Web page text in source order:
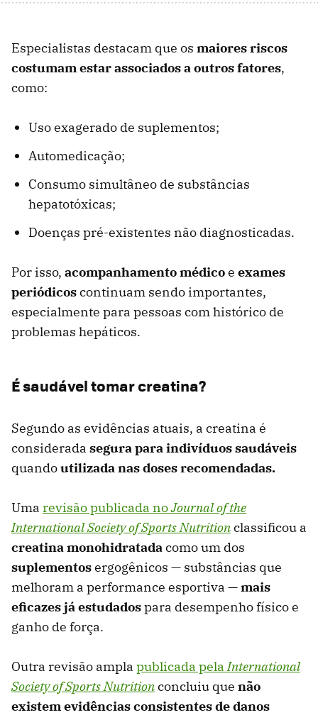
Especialistas destacam que os maiores riscos
costumam estar associados a outros fatores,
como:
Uso exagerado de suplementos;
Automedicação;
Consumo simultâneo de substâncias
hepatotóxicas;
Doenças pré-existentes não diagnosticadas.
Por isso, acompanhamentomédicoe exames
periódicoscontinuam sendo importantes,
especialmente para pessoas com histórico de
problemas hepáticos.
É saudável tomar creatina?
Segundo as evidências atuais, a creatina é
considerada segura para indivíduos saudáveis
quandoutilizada nas doses recomendadas.
Uma revisão publicada noJournal of the
International Society of Sports Nutritionclassificou a
creatina monohidratadacomo um dos
suplementosergogênicos — substâncias que
melhoram a performance esportiva —mais
eficazes já estudadospara desempenho físico e
ganho de força.
Outra revisão ampla publicada pelaInternational
Society of Sports Nutritionconcluiu que não
existem evidências consistentes de danos